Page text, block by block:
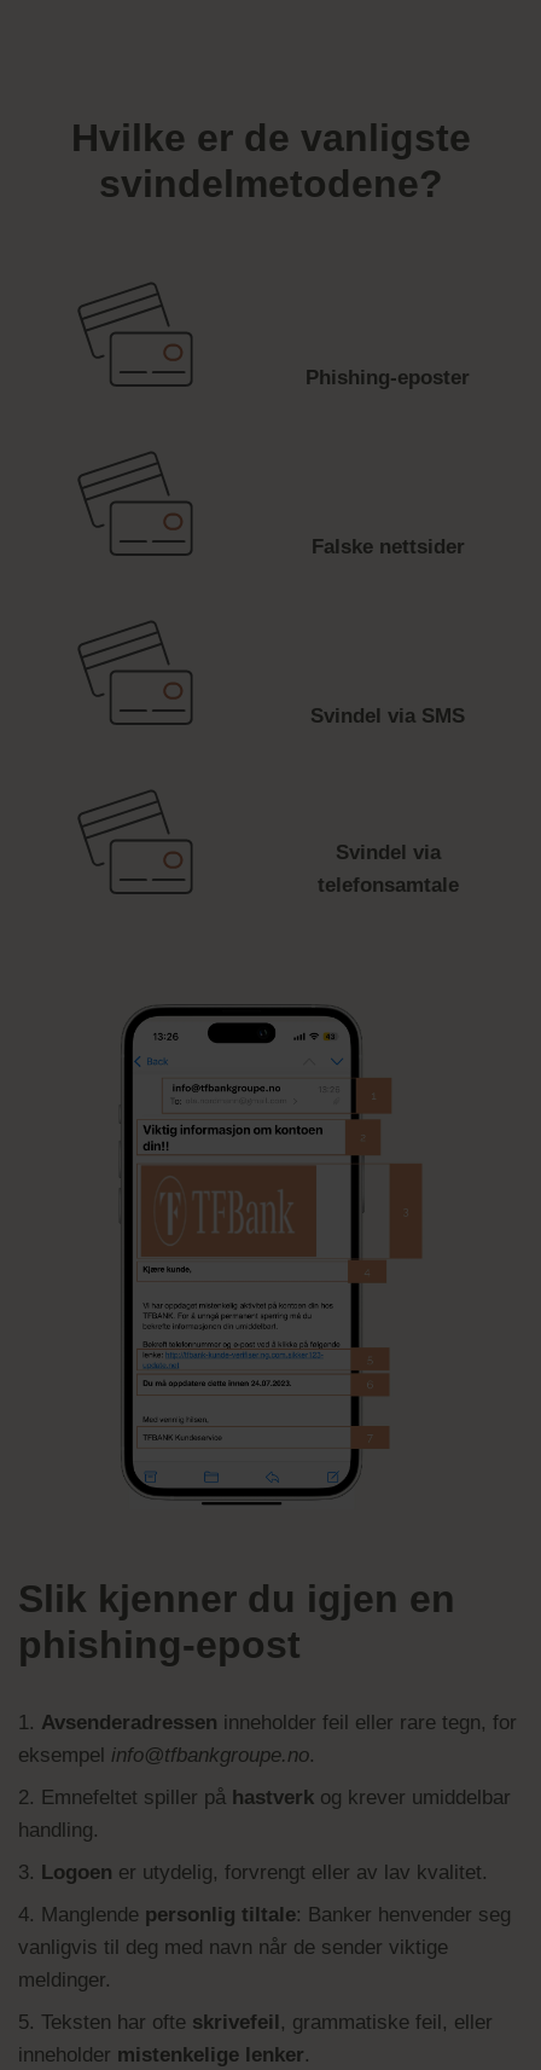
Hvilke er de vanligste
svindelmetodene?
Phishing-eposter
Falske nettsider
Svindel via SMS
Svindel via
telefonsamtale
Slik kjenner du igjen en
phishing-epost
1. Avsenderadressen inneholder feil eller rare tegn, for
eksempel info@tfbankgroupe.no.
2. Emnefeltet spiller på hastverk og krever umiddelbar
handling.
3. Logoen er utydelig, forvrengt eller av lav kvalitet.
4. Manglende personlig tiltale: Banker henvender seg
vanligvis til deg med navn når de sender viktige
meldinger.
5. Teksten har ofte skrivefeil , grammatiske feil, eller
inneholder mistenkelige lenker.